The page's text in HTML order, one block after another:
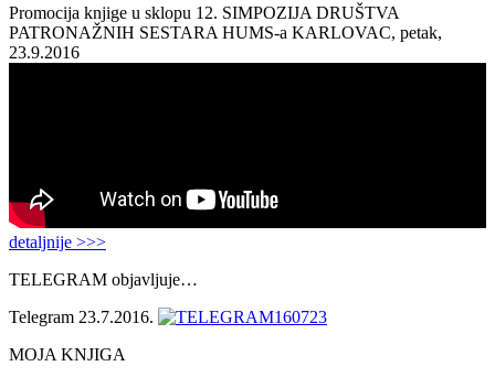
Promocija knjige u sklopu 12. SIMPOZIJA DRUŠTVA
PATRONAŽNIH SESTARA HUMS-a KARLOVAC, petak,
23.9.2016
detaljnije >>>
TELEGRAM objavljuje…
Telegram 23.7.2016.
MOJA KNJIGA